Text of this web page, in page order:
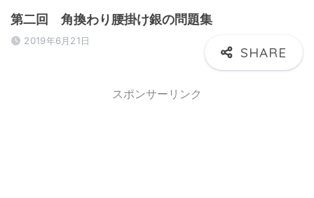
第二回 角換わり腰掛け銀の問題集
2019年6月21日
スポンサーリンク